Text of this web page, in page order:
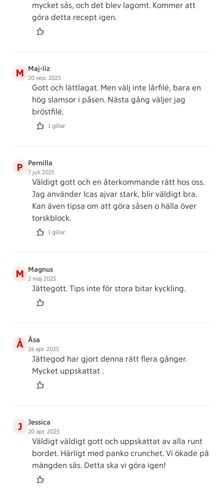
mycket sås, och det blev lagomt. Kommer att
göra detta recept igen.
M Maj-liz
20 sep. 2025
Gott och lättlagat. Men välj inte lårfilé, bara en
hög slamsor i påsen. Nästa gång väljer jag
bröstfilé.
1 gillar
P Pernilla
7 juli 2025
Väldigt gott och en återkommande rätt hos oss.
Jag använder Icas ajvar stark, blir väldigt bra.
Kan även tipsa om att göra såsen o hälla över
torskblock.
1 gillar
M Magnus
3 maj 2025
Jättegott. Tips inte för stora bitar kyckling.
Å Åsa
26 apr. 2025
Jättegod har gjort denna rätt flera gånger.
Mycket uppskattat .
J Jessica
20 apr. 2025
Väldigt väldigt gott och uppskattat av alla runt
bordet. Härligt med panko crunchet. Vi ökade på
mängden sås. Detta ska vi göra igen!